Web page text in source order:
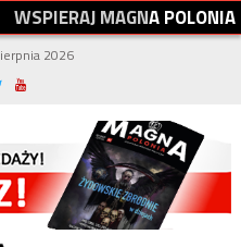
WSPIERAJMAGNAPOLONIA
2026